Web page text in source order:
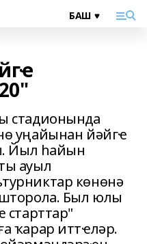
стадионында
уңайынан йәйгҽ
Йыл һайын
ауыл
көнөнә
Был юлы
старттар"
ҡарар иттҽләр.